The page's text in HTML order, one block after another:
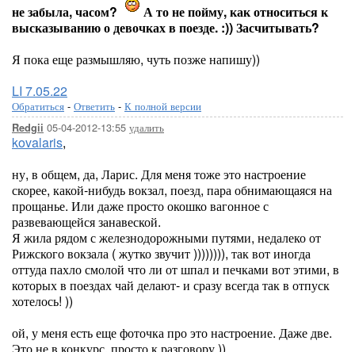
не забыла, часом?
А то не пойму, как относиться к
высказыванию о девочках в поезде. :)) Засчитывать?
Я пока еще размышляю, чуть позже напишу))
LI 7.05.22
Обратиться - Ответить - К полной версии
Redgii 05-04-2012-13:55 удалить
kovalaris,
ну, в общем, да, Ларис. Для меня тоже это настроение
скорее, какой-нибудь вокзал, поезд, пара обнимающаяся на
прощанье. Или даже просто окошко вагонное с
развевающейся занавеской.
Я жила рядом с железнодорожными путями, недалеко от
Рижского вокзала ( жутко звучит )))))))), так вот иногда
оттуда пахло смолой что ли от шпал и печками вот этими, в
которых в поездах чай делают- и сразу всегда так в отпуск
хотелось! ))
ой, у меня есть еще фоточка про это настроение. Даже две.